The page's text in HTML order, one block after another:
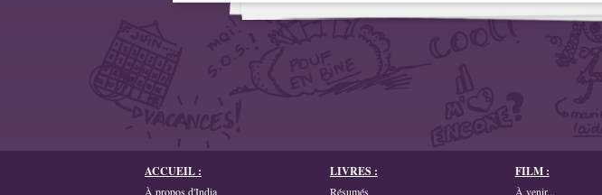
ACCUEIL :
À propos d'India
LIVRES :
Résumés
FILM :
À venir...